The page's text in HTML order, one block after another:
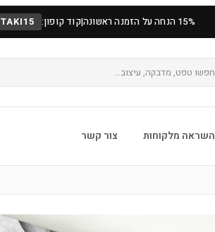
15% הנחה על הזמנה ראשונה |קוד קופון: TAKI15
השראה מלקוחות צור קשר